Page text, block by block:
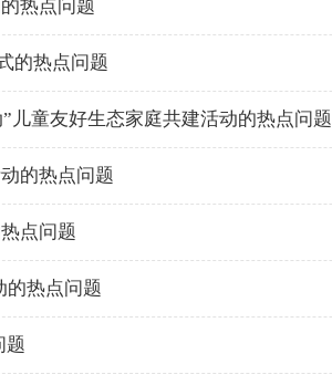
热点问题
的热点问题
儿童友好生态家庭共建活动的热点问题
的热点问题
点问题
的热点问题
题